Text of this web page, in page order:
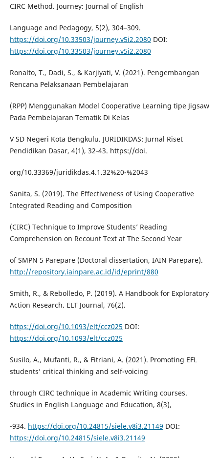
CIRC Method. Journey: Journal of English
Language and Pedagogy, 5(2), 304–309.
https://doi.org/10.33503/journey.v5i2.2080 DOI:
https://doi.org/10.33503/journey.v5i2.2080
Ronalto, T., Dadi, S., & Karjiyati, V. (2021). Pengembangan
Rencana Pelaksanaan Pembelajaran
(RPP) Menggunakan Model Cooperative Learning tipe Jigsaw
Pada Pembelajaran Tematik Di Kelas
V SD Negeri Kota Bengkulu. JURIDIKDAS: Jurnal Riset
Pendidikan Dasar, 4(1), 32-43. https://doi.
org/10.33369/juridikdas.4.1.32%20-%2043
Sanita, S. (2019). The Effectiveness of Using Cooperative
Integrated Reading and Composition
(CIRC) Technique to Improve Students’ Reading
Comprehension on Recount Text at The Second Year
of SMPN 5 Parepare (Doctoral dissertation, IAIN Parepare).
http://repository.iainpare.ac.id/id/eprint/880
Smith, R., & Rebolledo, P. (2019). A Handbook for Exploratory
Action Research. ELT Journal, 76(2).
https://doi.org/10.1093/elt/ccz025 DOI:
https://doi.org/10.1093/elt/ccz025
Susilo, A., Mufanti, R., & Fitriani, A. (2021). Promoting EFL
students’ critical thinking and self-voicing
through CIRC technique in Academic Writing courses.
Studies in English Language and Education, 8(3),
-934. https://doi.org/10.24815/siele.v8i3.21149 DOI:
https://doi.org/10.24815/siele.v8i3.21149